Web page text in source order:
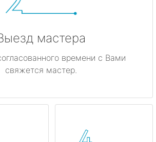
мастера
времени с Вами
свяжется мастер.